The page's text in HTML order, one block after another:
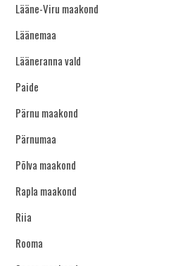
Lääne-Viru maakond
Läänemaa
Lääneranna vald
Paide
Pärnu maakond
Pärnumaa
Põlva maakond
Rapla maakond
Riia
Rooma